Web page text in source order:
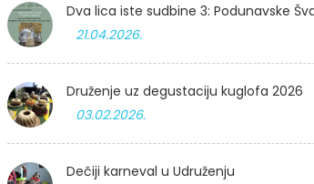
Dva lica iste sudbine 3: Podunavske
21.04.2026.
Druženje uz degustaciju kuglofa 2026
03.02.2026.
Dečiji karneval u Udruženju